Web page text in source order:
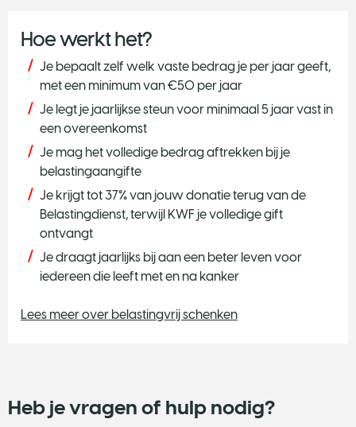
Hoe werkt het?
Je bepaalt zelf welk vaste bedrag je per jaar geeft,
met een minimum van €50 per jaar
Je legt je jaarlijkse steun voor minimaal 5 jaar vast in
een overeenkomst
Je mag het volledige bedrag aftrekken bij je
belastingaangifte
Je krijgt tot 37% van jouw donatie terug van de
Belastingdienst, terwijl KWF je volledige gift
ontvangt
Je draagt jaarlijks bij aan een beter leven voor
iedereen die leeft met en na kanker
Lees meer over belastingvrij schenken
Heb je vragen of hulp nodig?